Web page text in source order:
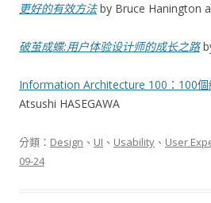
更好的有效方法by Bruce Hanington
破茧成蝶:用户体验设计师的成长之路
Information Architecture 100：100個
Atsushi HASEGAWA
分類： Design 、 UI 、 Usability 、 User
09-24